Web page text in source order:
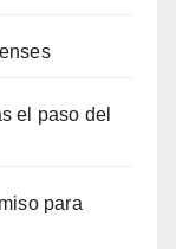
el paso del
para